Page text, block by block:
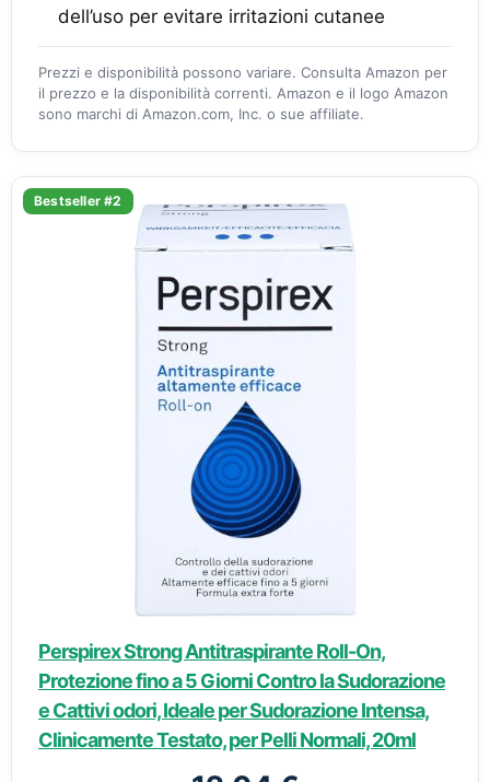
dell’uso per evitare irritazioni cutanee
Prezzi e disponibilità possono variare. Consulta Amazon per
il prezzo e la disponibilità correnti. Amazon e il logo Amazon
sono marchi di Amazon.com, Inc. o sue affiliate.
Bestseller #2
Perspirex Strong Antitraspirante Roll-On,
Protezione fino a 5 Giorni Contro la Sudorazione
e Cattivi odori, Ideale per Sudorazione Intensa,
Clinicamente Testato, per Pelli Normali, 20ml